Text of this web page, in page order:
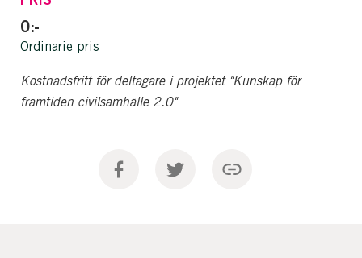
0:-
Ordinarie pris
Kostnadsfritt för deltagare i projektet "Kunskap för
framtiden civilsamhälle 2.0"